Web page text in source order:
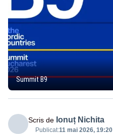
Summit B9
Scris de Ionuț Nichita
Publicat:11 mai 2026, 19:20